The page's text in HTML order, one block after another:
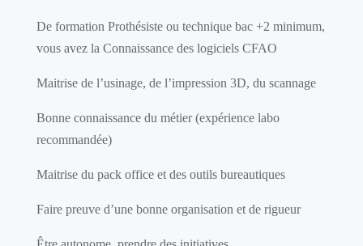
De formation Prothésiste ou techniquebac +2 minimum,
vous avez la Connaissance des logiciels CFAO
Maitrise de l’usinage, de l’impression 3D, du scannage
Bonne connaissance du métier (expérience labo
recommandée)
Maitrise du pack office et des outils bureautiques
Faire preuve d’une bonne organisation et de rigueur